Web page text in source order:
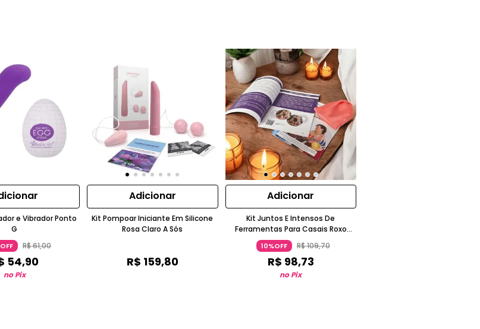
e Vibrador Ponto
G
R$61,00
54,90
no Pix
Adicionar
Kit Pompoar Iniciante Em Silicone
Rosa Claro A Sós
R$ 159,80
Adicionar
Kit Juntos E Intensos De
Ferramentas Para Casais Roxo
Universo Dos Prazeres
10%OFF R$109,70
R$ 98,73
no Pix